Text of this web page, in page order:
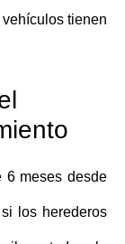
tienen
6 meses desde
los herederos